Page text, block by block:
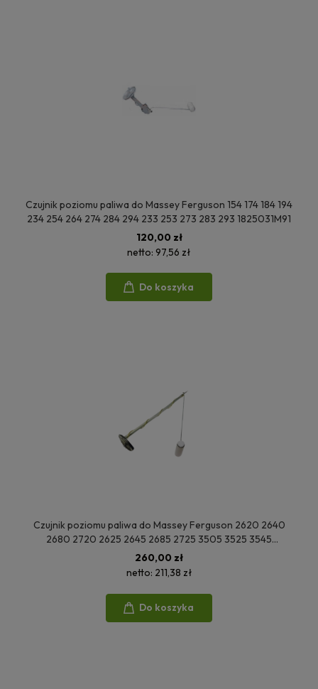
Czujnik poziomu paliwa do Massey Ferguson 154 174 184 194
234 254 264 274 284 294 233 253 273 283 293 1825031M91
120,00 zł
netto: 97,56 zł
Do koszyka
Czujnik poziomu paliwa do Massey Ferguson 2620 2640
2680 2720 2625 2645 2685 2725 3505 3525 3545
1625382M91 FTR1379
260,00 zł
netto: 211,38 zł
Do koszyka